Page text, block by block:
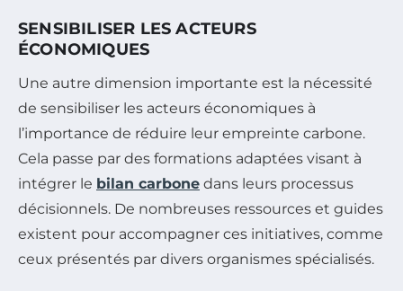
SENSIBILISER LES ACTEURS
ÉCONOMIQUES
Une autre dimension importante est la nécessité
de sensibiliser les acteurs économiques à
l’importance de réduire leur empreinte carbone.
Cela passe par des formations adaptées visant à
intégrer le bilan carbone dans leurs processus
décisionnels. De nombreuses ressources et guides
existent pour accompagner ces initiatives, comme
ceux présentés par divers organismes spécialisés.